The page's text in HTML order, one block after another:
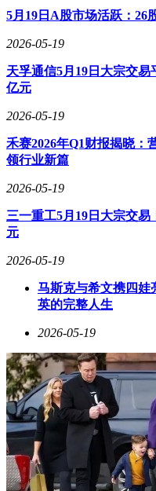
5月19日A股市场活跃：26
2026-05-19
天孚通信5月19日大宗交易
亿元
2026-05-19
禾赛2026年Q1财报揭晓：
领行业新篇
2026-05-19
三一重工5月19日大宗交易
元
2026-05-19
马斯克与希文携四娃
英的完整人生
2026-05-19